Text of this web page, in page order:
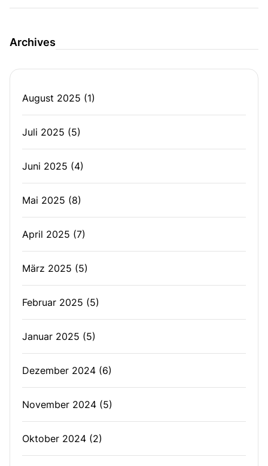
Archives
August 2025 (1)
Juli 2025 (5)
Juni 2025 (4)
Mai 2025 (8)
April 2025 (7)
März 2025 (5)
Februar 2025 (5)
Januar 2025 (5)
Dezember 2024 (6)
November 2024 (5)
Oktober 2024 (2)